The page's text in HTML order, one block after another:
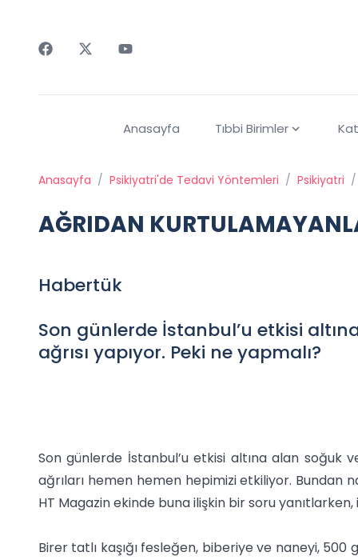
Anasayfa Tıbbi Birimler
Anasayfa / Psikiyatri'de Tedavi Yöntemleri / Psikiyatri /
AĞRIDAN
Habertük
Son günlerde İstanbul’u etkisi
ağrısı yapıyor. Peki ne yapmalı?
Son günlerde İstanbul’u etkisi altına alan soğuk
ağrıları hemen hemen hepimizi etkiliyor. Bundan
HT Magazin ekinde buna ilişkin bir soru
Birer tatlı kaşığı fesleğen, biberiye ve naneyi,